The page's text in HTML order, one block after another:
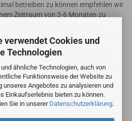
verwendet Cookies und
Technologien
ähnliche Technologien, auch von
Funktionsweise der Website zu
unseres Angebotes zu analysieren und
Einkaufserlebnis bieten zu können.
Sie in unserer Datenschutzerklärung.
betreiben zu können empfehlen wir
Zeitraum von 3-6 Monaten zu
Durch verschmutzte
des Filtermediums, was
sowie einen erhöhten
der Lüftungsanlage verursacht.
verschlechtert sich in
es sich nicht um Originalfilter